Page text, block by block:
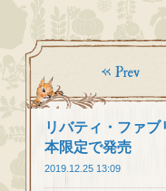
リバティ・ファブ
本限定で発売
2019.12.25 13:09